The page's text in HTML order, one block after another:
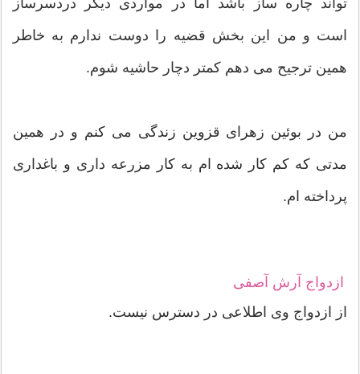
تواند چاره ساز باشد اما در مواردی دیگر دردسرساز
است و من این بخش قضیه را دوست ندارم به خاطر
همین ترجیح می دهم کمتر دچار حاشیه شوم.
من در بوئین زهرای قزوین زندگی می کنم و در همین
مدتی که کم کار شده ام به کار مزرعه داری و باغداری
پرداخته ام.
ازدواج آرش آصفی
از ازدواج وی اطلاعی در دسترس نیست.